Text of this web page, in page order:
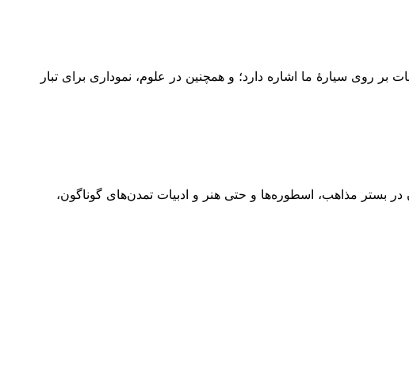
روی سیارهٔ ما اشاره دارد؛ و همچنین در علوم، نموداری برای تبار
بستر مذاهب، اسطوره‌ها و حتی هنر و ادبیات تمدن‌های گوناگون،